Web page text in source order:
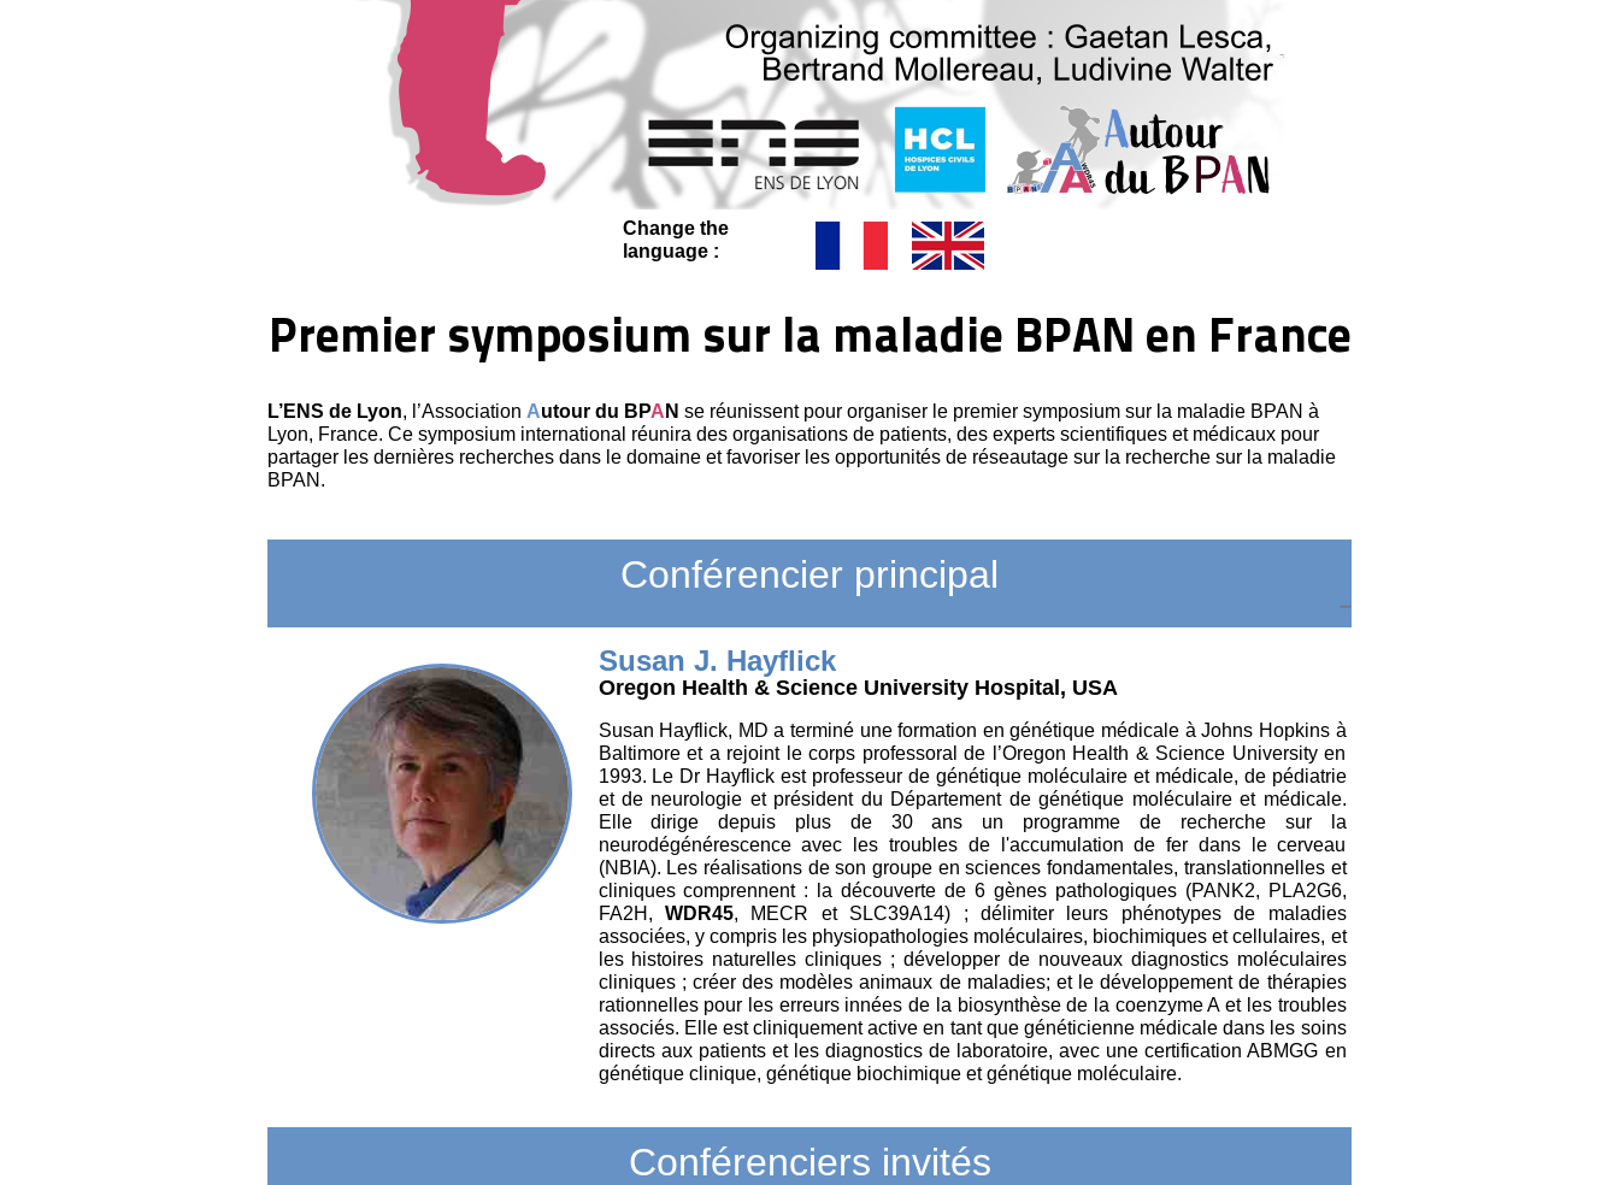
Change the
language :
Premier symposium sur la maladie BPAN en France
L’ENS de Lyon, l’Association Autour du BPA N se réunissent pour organiser le premier symposium sur la maladie BPAN à
Lyon, France. Ce symposium international réunira des organisations de patients, des experts scientifiques et médicaux pour
partager les dernières recherches dans le domaine et favoriser les opportunités de réseautage sur la recherche sur la maladie
BPAN.
Conférencier principal
Susan J. Hayflick
Oregon Health & Science University Hospital, USA
Susan Hayflick, MD a terminé une formation en génétique médicale à Johns Hopkins à
Baltimore et a rejoint le corps professoral de l’Oregon Health & Science University en
1993. Le Dr Hayflick est professeur de génétique moléculaire et médicale, de pédiatrie
et de neurologie et président du Département de génétique moléculaire et médicale.
Elle dirige depuis plus de 30 ans un programme de recherche sur la
neurodégénérescence avec les troubles de l'accumulation de fer dans le cerveau
(NBIA). Les réalisations de son groupe en sciences fondamentales, translationnelles et
cliniques comprennent : la découverte de 6 gènes pathologiques (PANK2, PLA2G6,
FA2H, WDR45, MECR et SLC39A14) ; délimiter leurs phénotypes de maladies
associées, y compris les physiopathologies moléculaires, biochimiques et cellulaires, et
les histoires naturelles cliniques ; développer de nouveaux diagnostics moléculaires
cliniques ; créer des modèles animaux de maladies; et le développement de thérapies
rationnelles pour les erreurs innées de la biosynthèse de la coenzyme A et les troubles
associés. Elle est cliniquement active en tant que généticienne médicale dans les soins
directs aux patients et les diagnostics de laboratoire, avec une certification ABMGG en
génétique clinique, génétique biochimique et génétique moléculaire.
Conférenciers invités